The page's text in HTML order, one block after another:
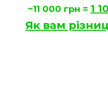
~11 000 грн = 1
Як вам